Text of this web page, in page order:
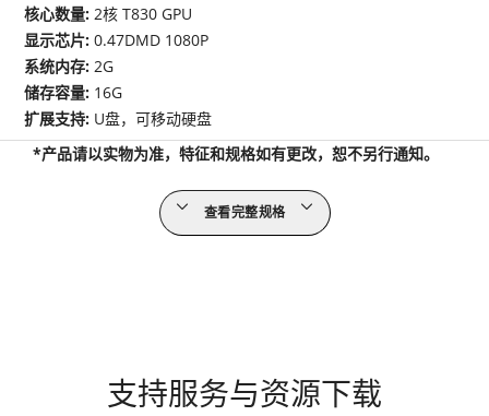
核心数量:2核 T830 GPU
显示芯片:0.47DMD 1080P
系统内存:2G
储存容量: 16G
扩展支持: U盘，可移动硬盘
*产品请以实物为准，特征和规格如有更改，恕不另行通知。
查看完整规格
支持服务与资源下载